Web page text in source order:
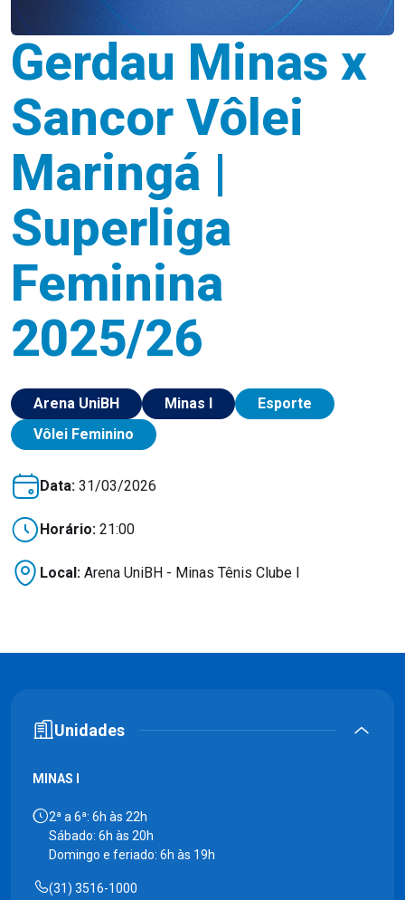
Gerdau Minas x
Sancor Vôlei
Maringá |
Superliga
Feminina
2025/26
Arena UniBH Minas I
Esporte
Vôlei Feminino
Data: 31/03/2026
Horário: 21:00
Local: Arena UniBH - Minas Tênis Clube I
Unidades
MINAS I
2ª a 6ª: 6h às 22h
Sábado: 6h às 20h
Domingo e feriado: 6h às 19h
(31) 3516-1000